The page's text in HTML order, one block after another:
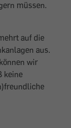
müssen.
auf die
aus.
wir
keine